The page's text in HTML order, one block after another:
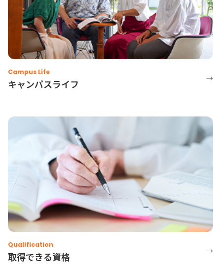
Campus Life
キャンパスライフ →
Qualification
取得できる資格 →